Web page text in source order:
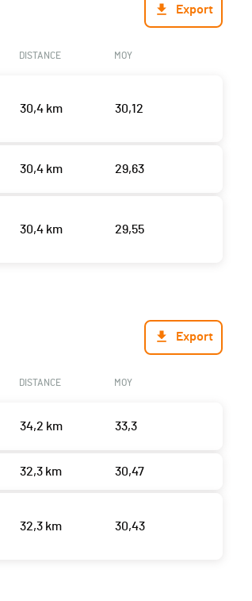
Export
DISTANCE MOY
30,4 km 30,12
30,4 km 29,63
30,4 km 29,55
Export
DISTANCE MOY
34,2 km 33,3
32,3 km 30,47
32,3 km 30,43